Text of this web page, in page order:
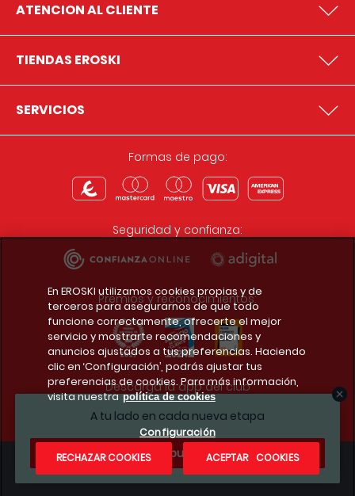
A tu lado en cada nueva etapa
¿Te apuntas?
ATENCION AL CLIENTE
TIENDAS EROSKI
SERVICIOS
Formas de pago:
Seguridad y confianza:
Premios y reconocimientos:
Descarga la app del club
Condiciones legales
En EROSKI utilizamos cookies propias y de
terceros para asegurarnos de que todo
funcione correctamente, ofrecerte el mejor
servicio y mostrarte recomendaciones y
anuncios ajustados a tus preferencias. Haciendo
clic en ‘Configuración’, podrás ajustar tus
preferencias de cookies. Para más información,
visita nuestra política de cookies
Configuración
RECHAZAR COOKIES
ACEPTAR COOKIES